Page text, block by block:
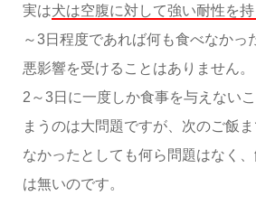
実は犬は空腹に対して強い耐性を
～3日程度であれば何も食べなかっ
悪影響を受けることはありません。
2～3日に一度しか食事を与えない
まうのは大問題ですが、次のご飯
なかったとしても何ら問題はなく
は無いのです。